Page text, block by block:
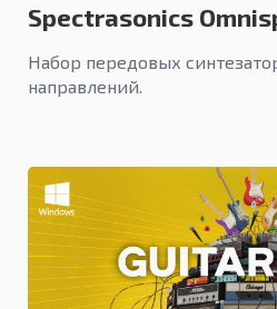
Spectrasonics
Набор передовых
направлений.